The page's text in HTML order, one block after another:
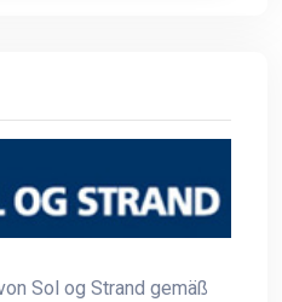
Sol og Strand gemäß